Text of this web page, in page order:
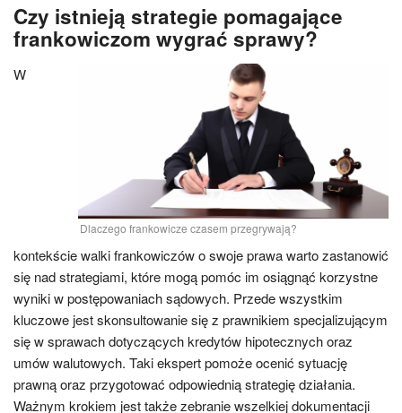
Czy istnieją strategie pomagające
frankowiczom wygrać sprawy?
Dlaczego frankowicze czasem przegrywają?
W
kontekście walki frankowiczów o swoje prawa warto zastanowić
się nad strategiami, które mogą pomóc im osiągnąć korzystne
wyniki w postępowaniach sądowych. Przede wszystkim
kluczowe jest skonsultowanie się z prawnikiem specjalizującym
się w sprawach dotyczących kredytów hipotecznych oraz
umów walutowych. Taki ekspert pomoże ocenić sytuację
prawną oraz przygotować odpowiednią strategię działania.
Ważnym krokiem jest także zebranie wszelkiej dokumentacji